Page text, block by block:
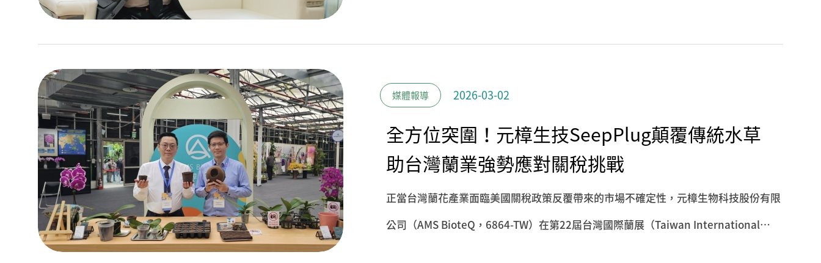
體（ADC）領域取得關鍵技術突破，更為未來與國際大廠進行技術授權與共同開發奠定
媒體報導 2026-03-02
全方位突圍！元樟生技SeepPlug顛覆傳統水草
助台灣蘭業強勢應對關稅挑戰
正當台灣蘭花產業面臨美國關稅政策反覆帶來的市場不確定性，元樟生物科技股份有限
公司（AMS BioteQ，6864-TW）在第22屆台灣國際蘭展（Taiwan International